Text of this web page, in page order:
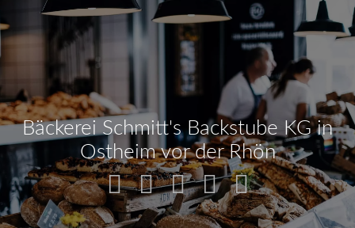
Bäckerei Schmitt's Backstube KG in
Ostheim vor der Rhön